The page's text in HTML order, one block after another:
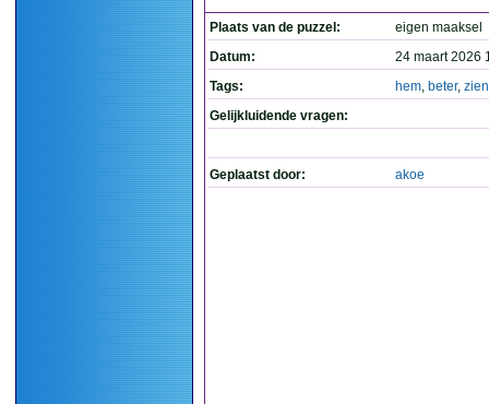
Plaats van de puzzel:
eigen maaksel
Datum:
24 maart 2026
Tags:
hem, beter, zien
Gelijkluidende vragen:
Geplaatst door: akoe